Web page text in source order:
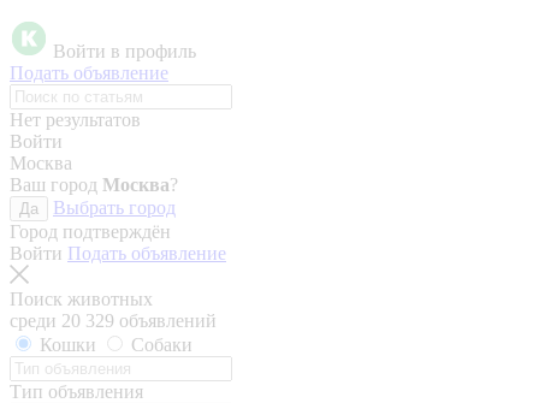
Войти в профиль
Подать объявление
Нет результатов
Войти
Москва
Ваш город Москва?
Да
Выбрать город
Город подтверждён
Войти Подать объявление
Поиск животных
среди 20 329 объявлений
Кошки
Собаки
Тип объявления